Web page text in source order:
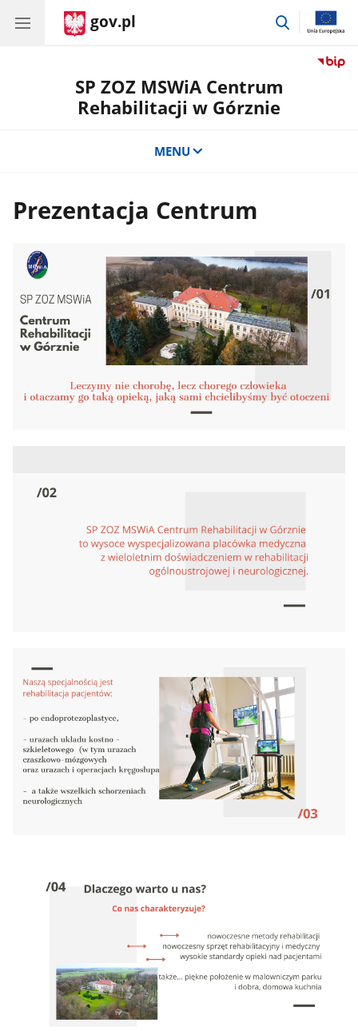
gov.pl
przejdź
SP ZOZ MSWiA Centrum
Rehabilitacji w Górznie
MENU
Prezentacja Centrum